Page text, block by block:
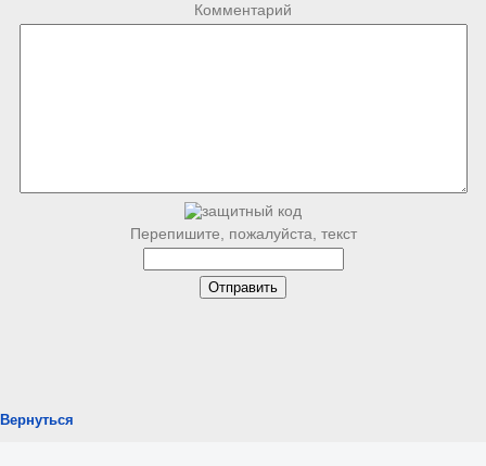
Комментарий
Перепишите, пожалуйста, текст
Вернуться